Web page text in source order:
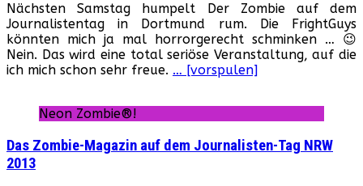
Zombie-
Magazin
auf
dem
Journalisten-
NRW!
Nächsten Samstag humpelt Der Zombie auf dem
Journalistentag in Dortmund rum. Die FrightGuys
könnten mich ja mal horrorgerecht schminken … 😉
Nein. Das wird eine total seriöse Veranstaltung, auf die
ich mich schon sehr freue. … [vorspulen]
Neon Zombie®!
Das Zombie-Magazin auf dem Journalisten-Tag NRW
2013